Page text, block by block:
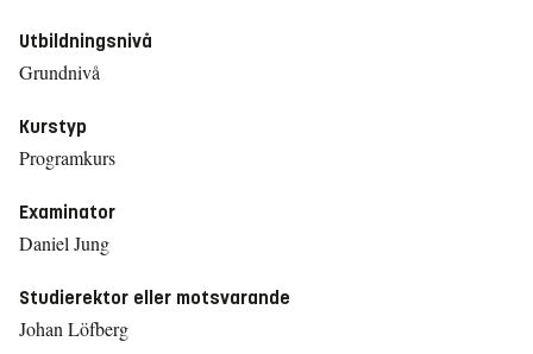
Utbildningsnivå
Grundnivå
Kurstyp
Programkurs
Examinator
Daniel Jung
Studierektor eller motsvarande
Johan Löfberg